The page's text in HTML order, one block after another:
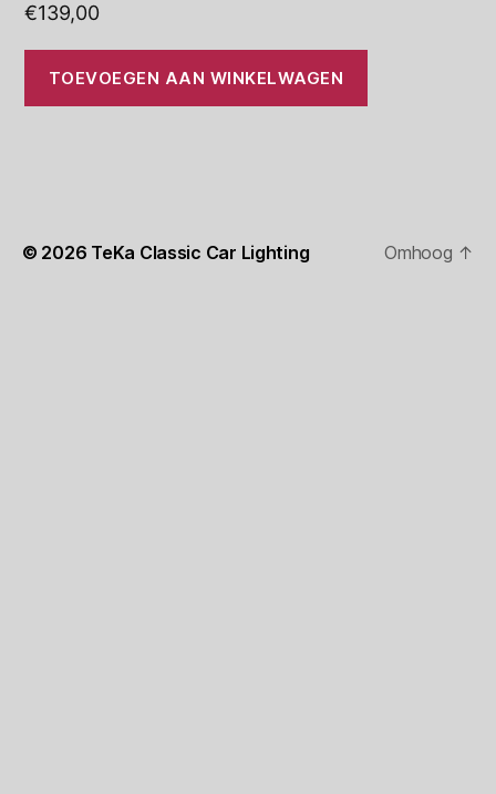
€139,00
TOEVOEGEN AAN WINKELWAGEN
© 2026 TeKa Classic Car Lighting Omhoog ↑